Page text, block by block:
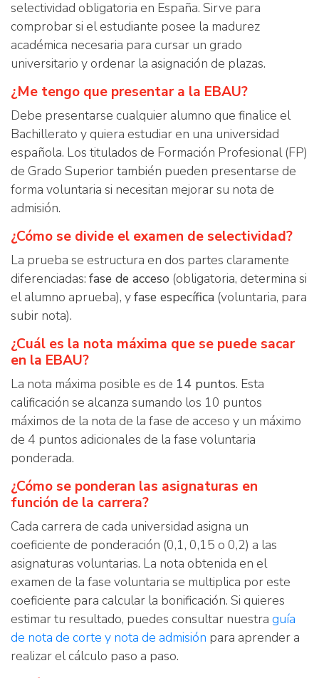
selectividad obligatoria en España. Sirve para
comprobar si el estudiante posee la madurez
académica necesaria para cursar un grado
universitario y ordenar la asignación de plazas.
¿Me tengo que presentar a la EBAU?
Debe presentarse cualquier alumno que finalice el
Bachillerato y quiera estudiar en una universidad
española. Los titulados de Formación Profesional (FP)
de Grado Superior también pueden presentarse de
forma voluntaria si necesitan mejorar su nota de
admisión.
¿Cómo se divide el examen de selectividad?
La prueba se estructura en dos partes claramente
diferenciadas: fase de acceso (obligatoria, determina si
el alumno aprueba), yfase específica (voluntaria, para
subir nota).
¿Cuál es la nota máxima que se puede sacar
en la EBAU?
La nota máxima posible es de 14 puntos. Esta
calificación se alcanza sumando los 10 puntos
máximos de la nota de la fase de acceso y un máximo
de 4 puntos adicionales de la fase voluntaria
ponderada.
¿Cómo se ponderan las asignaturas en
función de la carrera?
Cada carrera de cada universidad asigna un
coeficiente de ponderación (0,1, 0,15 o 0,2) a las
asignaturas voluntarias. La nota obtenida en el
examen de la fase voluntaria se multiplica por este
coeficiente para calcular la bonificación. Si quieres
estimar tu resultado, puedes consultar nuestra guía
de nota de corte y nota de admisión para aprender a
realizar el cálculo paso a paso.